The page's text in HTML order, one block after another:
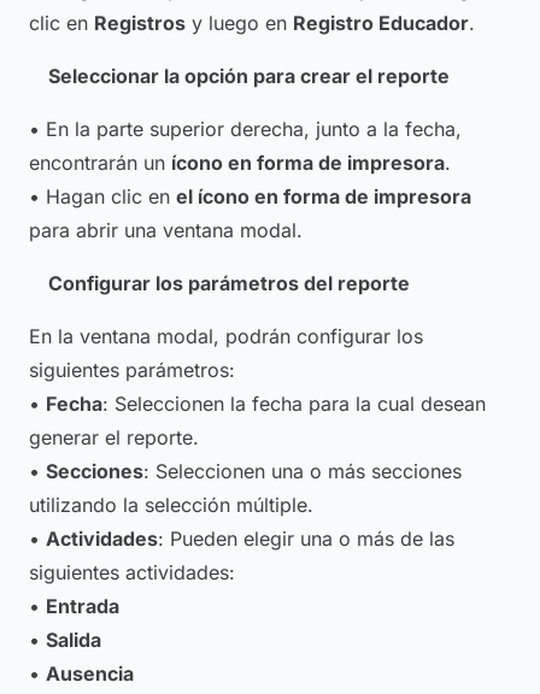
clic en Registros y luego en Registro Educador.
Seleccionar la opción para crear el reporte
• En la parte superior derecha, junto a la fecha,
encontrarán un ícono en forma de impresora.
• Hagan clic en el ícono en forma de impresora
para abrir una ventana modal.
Configurar los parámetros del reporte
En la ventana modal, podrán configurar los
siguientes parámetros:
• Fecha: Seleccionen la fecha para la cual desean
generar el reporte.
• Secciones: Seleccionen una o más secciones
utilizando la selección múltiple.
• Actividades: Pueden elegir una o más de las
siguientes actividades:
• Entrada
• Salida
• Ausencia